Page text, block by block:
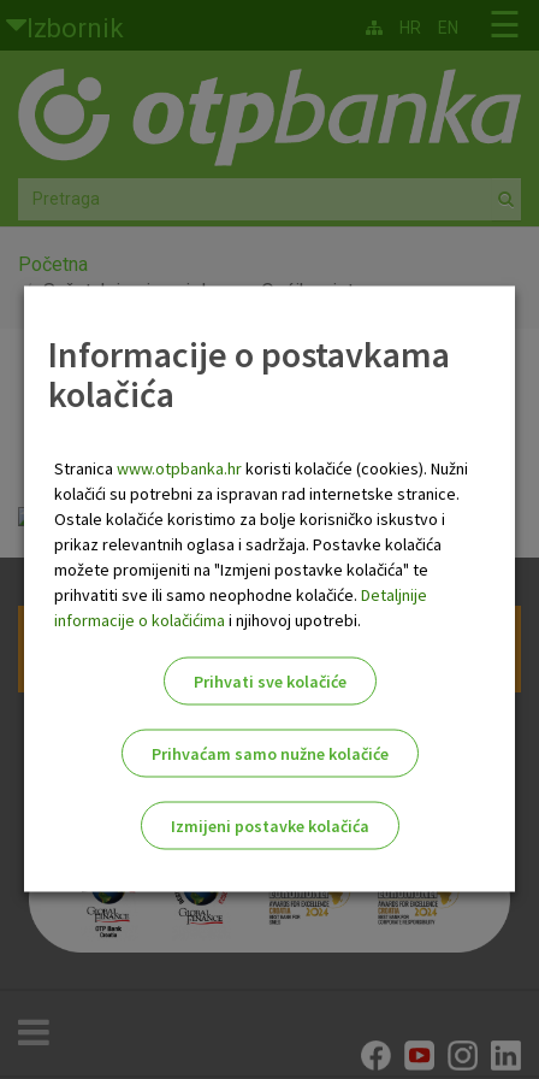
Skoči na glavni sadržaj
Izbornik
Građani
Privatno bankarstvo
Agro
Mala poduzeća i obrtnici
Globalna tržišta
O nama
☰
HR EN
Početna
Sažetak izmjena i dopuna Općih uvjeta
Sažetak izmjena i dopuna
sazetak-kartice_20131021.pdf
Informacije o postavkama
kolačića
Stranica www.otpbanka.hrkoristi kolačiće (cookies). Nužni
kolačići su potrebni za ispravan rad internetske stranice.
Ostale kolačiće koristimo za bolje korisničko iskustvo i
prikaz relevantnih oglasa i sadržaja. Postavke kolačića
možete promijeniti na "Izmjeni postavke kolačića" te
prihvatiti sve ili samo neophodne kolačiće. Detaljnije
informacije o kolačićima i njihovoj upotrebi.
Prihvati sve kolačiće
Prihvaćam samo nužne kolačiće
Izmijeni postavke kolačića
Nužni kolačići
Analitički kolačići